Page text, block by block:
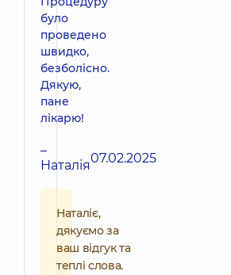
було
проведено
швидко,
безболісно.
Дякую,
пане
лікарю!
–
Наталія07.02.2025
Наталіє,
дякуємо за
ваш відгук та
теплі слова.